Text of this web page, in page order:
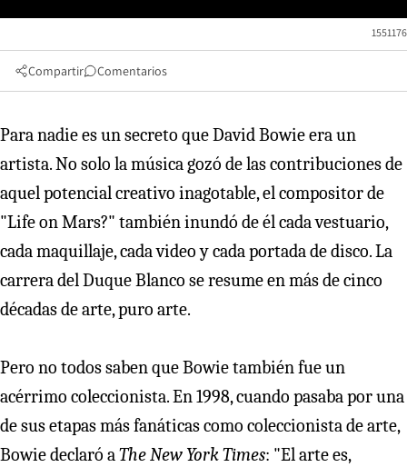
1551176
Compartir Comentarios
Para nadie es un secreto que David Bowie era un
artista. No solo la música gozó de las contribuciones de
aquel potencial creativo inagotable, el compositor de
"Life on Mars?" también inundó de él cada vestuario,
cada maquillaje, cada video y cada portada de disco. La
carrera del Duque Blanco se resume en más de cinco
décadas de arte, puro arte.
Pero no todos saben que Bowie también fue un
acérrimo coleccionista. En 1998, cuando pasaba por una
de sus etapas más fanáticas como coleccionista de arte,
Bowie declaró aThe New York Times: "El arte es,